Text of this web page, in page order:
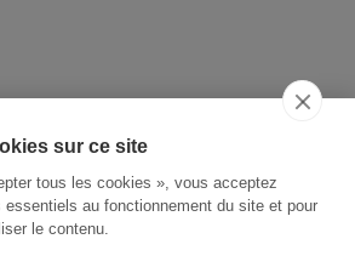
sur ce site
tous les cookies », vous acceptez
essentiels au fonctionnement du site et pour
le contenu.
THÉMATIQUE